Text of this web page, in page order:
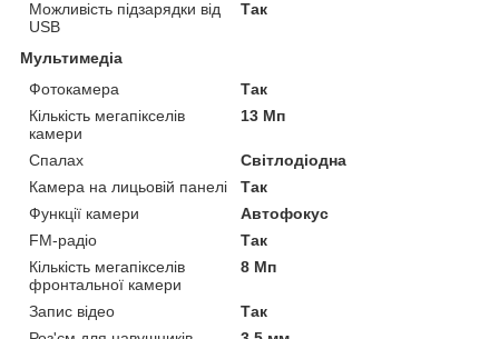
Можливість підзарядки від
USB
Так
Мультимедіа
Фотокамера
Так
Кількість мегапікселів
камери
13 Мп
Спалах
Світлодіодна
Камера на лицьовій панелі
Так
Функції камери
Автофокус
FM-радіо
Так
Кількість мегапікселів
фронтальної камери
8 Мп
Запис відео
Так